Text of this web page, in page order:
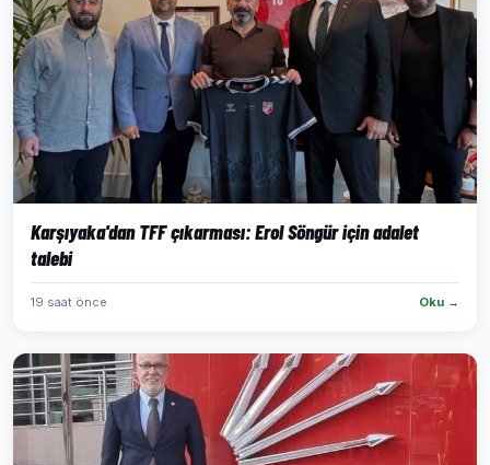
Karşıyaka'dan TFF çıkarması: Erol Söngür için adalet
talebi
19 saat önce Oku →